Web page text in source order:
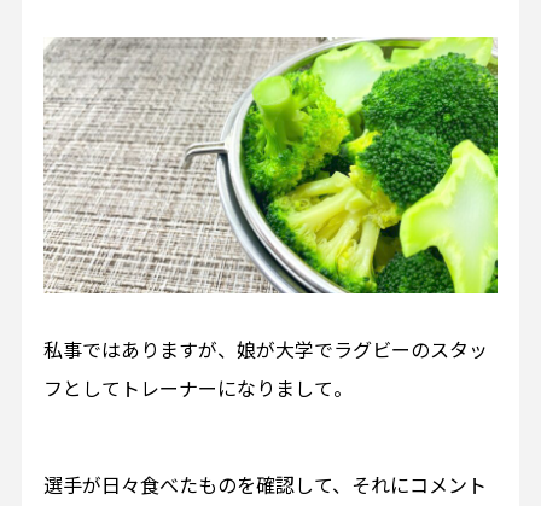
私事ではありますが、娘が大学でラグビーのスタッ
フとしてトレーナーになりまして。
選手が日々食べたものを確認して、それにコメント